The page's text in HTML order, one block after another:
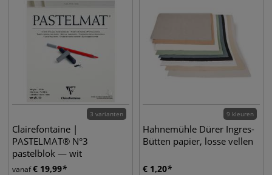
3 varianten
Clairefontaine |
PASTELMAT® N°3
pastelblok — wit
vanaf€ 19,99
9 kleuren
Hahnemühle Dürer Ingres-
Bütten papier, losse vellen
€ 1,20